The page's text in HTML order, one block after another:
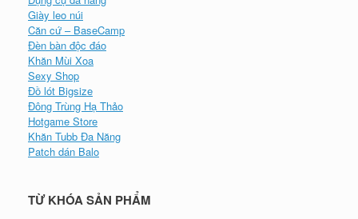
Giày leo núi
Căn cứ – BaseCamp
Đèn bàn độc đáo
Khăn Mùi Xoa
Sexy Shop
Đồ lót Bigsize
Đông Trùng Hạ Thảo
Hotgame Store
Khăn Tubb Đa Năng
Patch dán Balo
TỪ KHÓA SẢN PHẨM